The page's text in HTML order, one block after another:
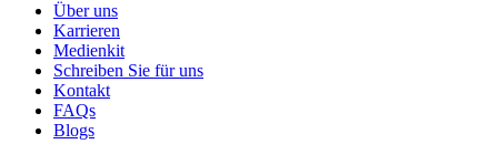
Über uns
Karrieren
Medienkit
Schreiben Sie für uns
Kontakt
FAQs
Blogs